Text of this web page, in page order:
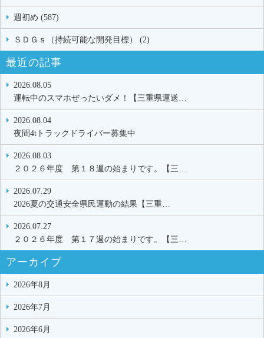
週初め (587)
ＳＤＧｓ（持続可能な開発目標） (2)
最近の記事
2026.08.05
運転中のスマホぜったいダメ！【三重県運送…
2026.08.04
夜間4tトラックドライバー募集中
2026.08.03
２０２６年度 第１８週の始まりです。【三…
2026.07.29
2026夏の交通安全県民運動の結果【三重…
2026.07.27
２０２６年度 第１７週の始まりです。【三…
アーカイブ
2026年8月
2026年7月
2026年6月